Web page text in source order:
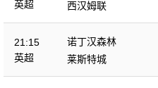
英超
西汉姆联
21:15
英超
诺丁汉森林
莱斯特城